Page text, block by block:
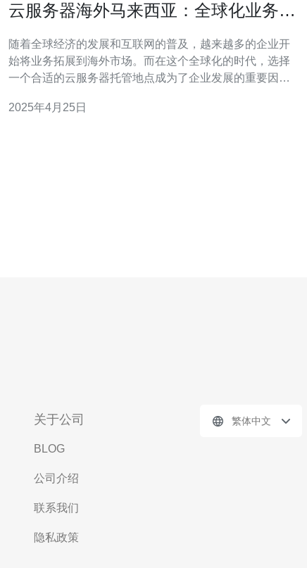
云服务器海外马来西亚：全球化业务扩
随着全球经济的发展和互联网的普及，越来越多的企业开
始将业务拓展到海外市场。而在这个全球化的时代，选择
一个合适的云服务器托管地点成为了企业发展的重要因素
位置和良好的网络环境，成为了全球化业务扩展的首选。
2025年4月25日
关于公司
BLOG
公司介绍
联系我们
隐私政策
繁体中文